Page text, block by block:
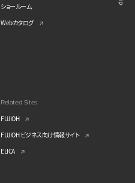
ショールーム
Webカタログ
Related Sites
FUJIOH
FUJIOH ビジネス向け情報サイト
ELICA